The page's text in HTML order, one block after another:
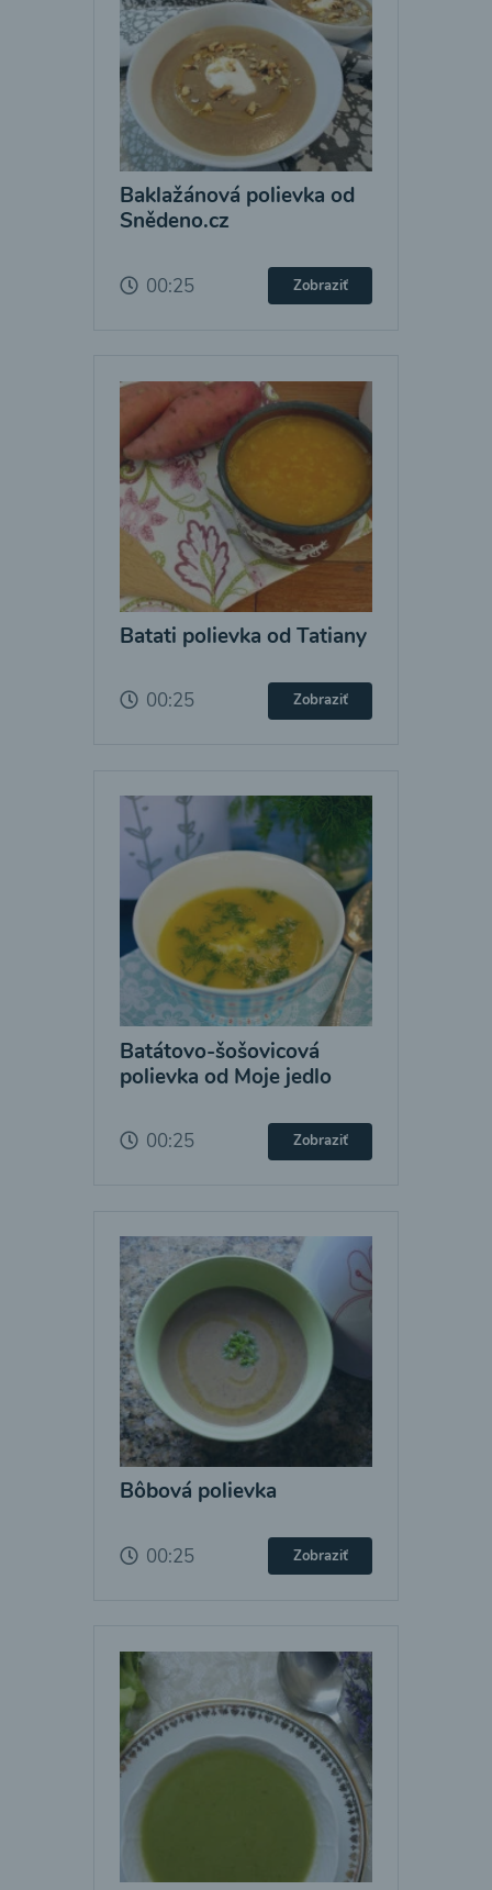
Baklažánová polievka od
Snědeno.cz
00:25 Zobraziť
Batati polievka od Tatiany
00:25 Zobraziť
Batátovo-šošovicová
polievka od Moje jedlo
00:25 Zobraziť
Bôbová polievka
00:25 Zobraziť